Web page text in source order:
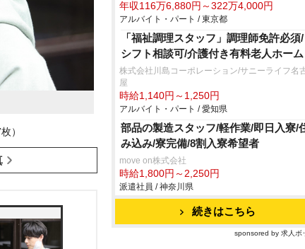
）
年収116万6,880円～322万4,000円
アルバイト・パート / 東京都
「福祉調理スタッフ」調理師免許必須/
シフト相談可/介護付き有料老人ホーム
株式会社川島コーポレーション/サニーライフ名
屋
時給1,140円～1,250円
アルバイト・パート / 愛知県
部品の製造スタッフ/軽作業/即日入寮/
み込み/寮完備/8割入寮希望者
move on株式会社
時給1,800円～2,250円
派遣社員 / 神奈川県
続きはこちら
sponsored by 求人ボ